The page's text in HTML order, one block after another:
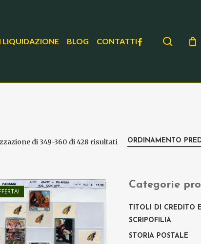
LIQUIDAZIONE BLOG CONTATTIFACEBOOK search
ORDINAMENTO
di 349-360 di 428 risultati
11,30
€10,00
Categorie
TITOLI DI CREDITO E
SCRIPOFILIA
STORIA POSTALE